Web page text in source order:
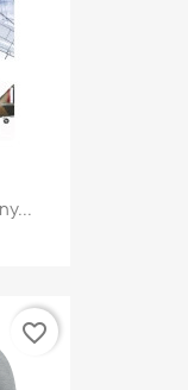
favorite_border